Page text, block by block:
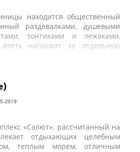
находится общественный
раздевалками, душевыми
зонтиками и лежаками,
напрокат за отдельную
«Салют», рассчитанный на
отдыхающих целебным
теплым морем, отличным